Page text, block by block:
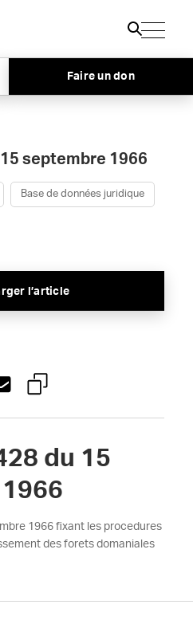
Faire un don
septembre 1966
Base de données juridique
l’article
du 15
1966 fixant les procedures
des forets domaniales